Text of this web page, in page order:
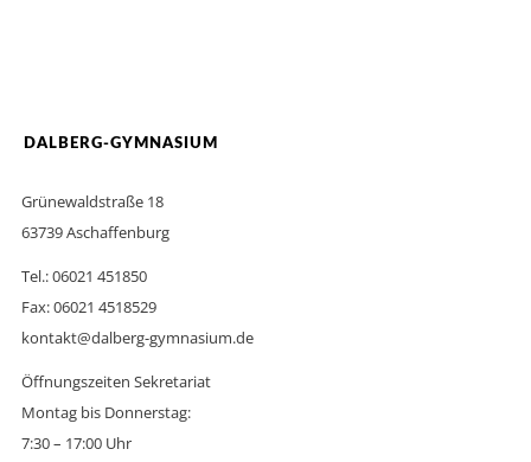
DALBERG-GYMNASIUM
Grünewaldstraße 18
63739 Aschaffenburg
Tel.: 06021 451850
Fax: 06021 4518529
kontakt@dalberg-gymnasium.de
Öffnungszeiten Sekretariat
Montag bis Donnerstag:
7:30 – 17:00 Uhr